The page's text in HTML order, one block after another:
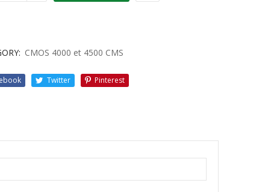
CMOS 4000 et 4500 CMS
Twitter Pinterest